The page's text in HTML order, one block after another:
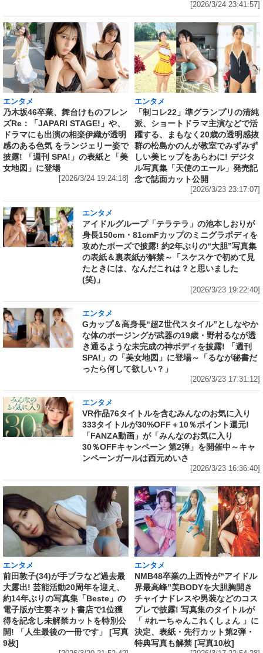
[2026/3/24 23:41:57]
エンタメ
乃木坂46卒業、舞台けものフレン
ズRe：「JAPARI STAGE!」や、
ドラマにも出演の相楽伊織が透明
感のある色気 をランジェリー姿で
披露! 「週刊 SPA!」の表紙と「美
女地図」に登場
[2026/3/24 19:24:18]
エンタメ
「制コレ22」準グランプリの清純
派、ショートドラマ主演などで活
躍する、まもなく20歳の透明感抜
群の松島かのんが教室でみずみず
しい美ヒップをあらわに! デジタ
ル写真集「天使のエール」発売記
念で誌面カット公開
[2026/3/23 23:17:07]
エンタメ
アイドルグループ「テラテラ」の池本しおりが
身長150cm・81cmFカップのミニグラボディを
攻めたポーズで披露! 約2年ぶりの“大胆”写真集
の表紙＆裏表紙が解禁～「スケスケで初めて見
たときには、なんだこれは？と思いました
(笑)」
[2026/3/23 19:22:40]
エンタメ
Gカップ＆高身長“超Z世代スタイル”としなやか
な体のポージングが武器の19歳・野村るなが透
き通るような未完成の神ボディを披露! 「週刊
SPA!」の「美女地図」に登場～「るなが秘書だ
ったら何して欲しい？」
[2026/3/23 17:31:12]
エンタメ
VR作品76タイトルを含むみんなのお気に入り
333タイトルが30%OFF＋10％ポイント還元!
「FANZA動画」が「みんなのお気に入り
30％OFFキャンペーン 第2弾」を開催中～キャ
ンペーンガールは西元めいさ
[2026/3/23 16:36:40]
エンタメ
前田敦子(34)が手ブラなど過去最
大露出! 芸能活動20周年を迎え、
約14年ぶりの写真集「Beste」の
電子版が主要ネット書店で1位獲
得を記念し未解禁カットを特別公
開! 「人生最後の一冊です」 [写真
9枚]
エンタメ
NMB48卒業の上西怜が“アイドル
界最高峰”美BODYを大胆胸開き
チャイナドレスや男装などのコス
プレで披露! 写真集のタイトルが
「 #れーちゃんこれくしょん 」に
決定、表紙・先行カット第2弾・
特典写真も解禁 [写真10枚]